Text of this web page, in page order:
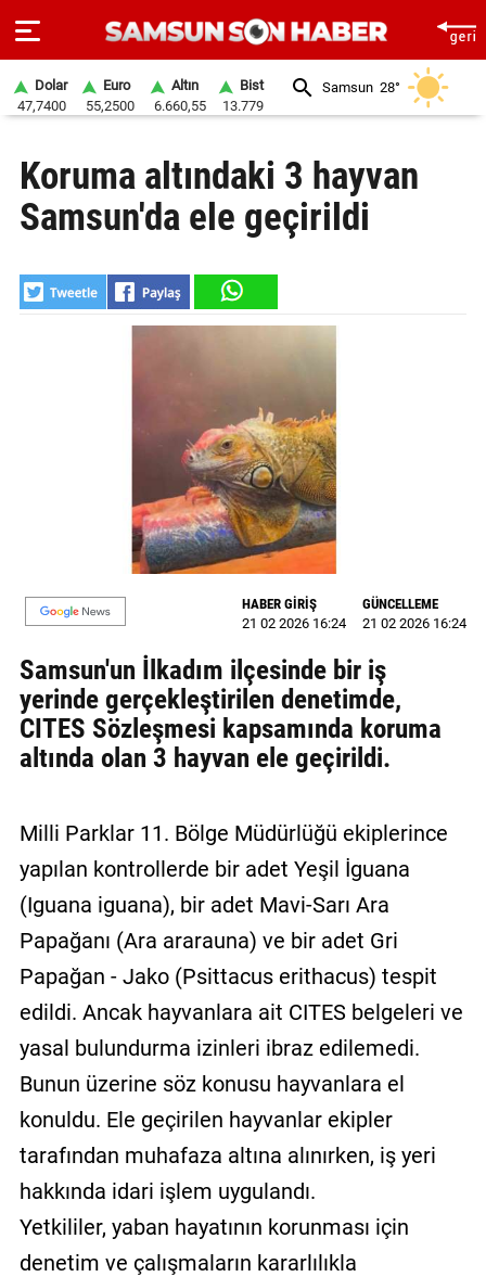
SAYFA
SAMSUN
SAMSUNSPOR
VİDEO
YAZARLAR
BİZE
ULAŞIN
İletişim
Gizlilik
Politikası
Dolar
47,7400
Euro
55,2500
Altın
6.660,55
Bist
13.779
Samsun 28°
Koruma altındaki 3 hayvan
Samsun'da ele geçirildi
HABER GİRİŞ
21 02 2026 16:24
GÜNCELLEME
21 02 2026 16:24
Samsun'un İlkadım ilçesinde bir iş
yerinde gerçekleştirilen denetimde,
CITES Sözleşmesi kapsamında koruma
altında olan 3 hayvan ele geçirildi.
Milli Parklar 11. Bölge Müdürlüğü ekiplerince
yapılan kontrollerde bir adet Yeşil İguana
(Iguana iguana), bir adet Mavi-Sarı Ara
Papağanı (Ara ararauna) ve bir adet Gri
Papağan - Jako (Psittacus erithacus) tespit
edildi. Ancak hayvanlara ait CITES belgeleri ve
yasal bulundurma izinleri ibraz edilemedi.
Bunun üzerine söz konusu hayvanlara el
konuldu. Ele geçirilen hayvanlar ekipler
tarafından muhafaza altına alınırken, iş yeri
hakkında idari işlem uygulandı.
Yetkililer, yaban hayatının korunması için
denetim ve çalışmaların kararlılıkla